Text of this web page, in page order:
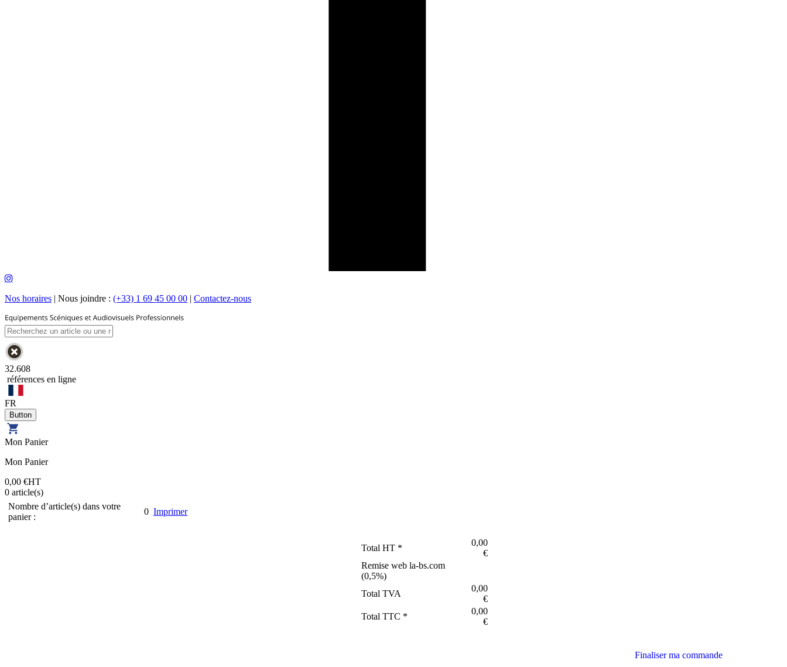
Nos horaires | Nous joindre : (+33) 1 69 45 00 00 | Contactez-nous
32.608
références en ligne
FR
Mon Panier
Mon Panier
0,00 €HT
0 article(s)
Nombre d’article(s) dans votre
panier :
0 Imprimer
Total HT *
0,00
€
Remise web la-bs.com
(0,5%)
Total TVA
0,00
€
Total TTC *
0,00
€
Finaliser ma commande